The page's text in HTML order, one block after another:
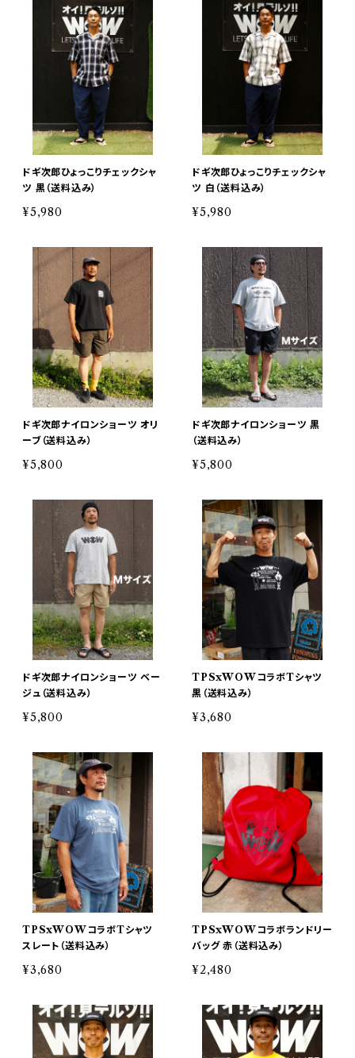
ドギ次郎ひょっこりチェックシャ
ツ 黒（送料込み）
¥5,980
ドギ次郎ひょっこりチェックシャ
ツ 白（送料込み）
¥5,980
ドギ次郎ナイロンショーツ オリ
ーブ（送料込み）
¥5,800
ドギ次郎ナイロンショーツ 黒
（送料込み）
¥5,800
ドギ次郎ナイロンショーツ ベー
ジュ（送料込み）
¥5,800
TPSxWOWコラボTシャツ
黒（送料込み）
¥3,680
TPSxWOWコラボTシャツ
スレート（送料込み）
¥3,680
TPSxWOWコラボランドリー
バッグ 赤（送料込み）
¥2,480